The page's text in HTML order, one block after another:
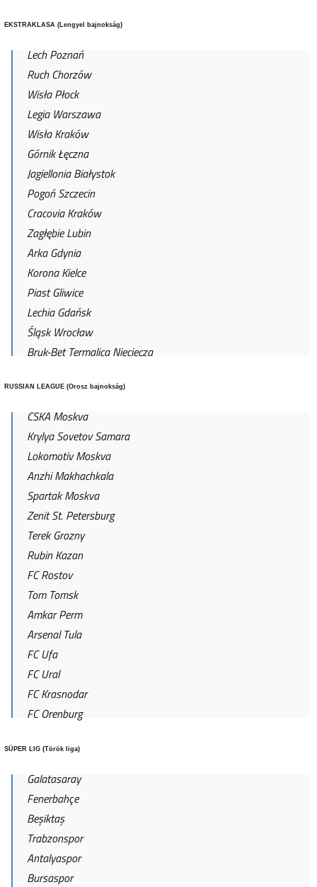
EKSTRAKLASA (Lengyel bajnokság)
Lech Poznań
Ruch Chorzów
Wisła Płock
Legia Warszawa
Wisła Kraków
Górnik Łęczna
Jagiellonia Białystok
Pogoń Szczecin
Cracovia Kraków
Zagłębie Lubin
Arka Gdynia
Korona Kielce
Piast Gliwice
Lechia Gdańsk
Śląsk Wrocław
Bruk-Bet Termalica Nieciecza
RUSSIAN LEAGUE (Orosz bajnokság)
CSKA Moskva
Krylya Sovetov Samara
Lokomotiv Moskva
Anzhi Makhachkala
Spartak Moskva
Zenit St. Petersburg
Terek Grozny
Rubin Kazan
FC Rostov
Tom Tomsk
Amkar Perm
Arsenal Tula
FC Ufa
FC Ural
FC Krasnodar
FC Orenburg
SÜPER LIG (Török liga)
Galatasaray
Fenerbahçe
Beşiktaş
Trabzonspor
Antalyaspor
Bursaspor